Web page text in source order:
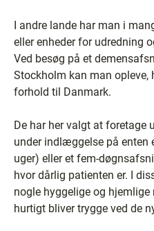
I andre lande har man i
eller enheder for udredning
Ved besøg på et
Stockholm kan man opleve,
forhold til Danmark.
De har her valgt at foretage
under indlæggelse på enten
uger) eller et fem-
hvor dårlig patienten er. I
nogle hyggelige og hjemlige
hurtigt bliver trygge ved de